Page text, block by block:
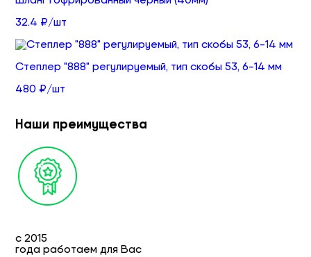
32.4 ₽/шт
Степлер "888" регулируемый, тип скобы 53, 6-14 мм
480 ₽/шт
Наши преимущества
с 2015
года работаем для Вас